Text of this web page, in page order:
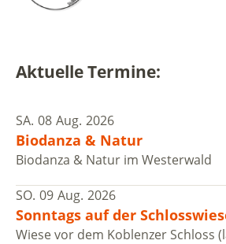
Aktuelle Termine:
SA. 08 Aug. 2026
Biodanza & Natur
Biodanza & Natur im Westerwald
SO. 09 Aug. 2026
Sonntags auf der
Wiese vor dem Koblenzer Schloss